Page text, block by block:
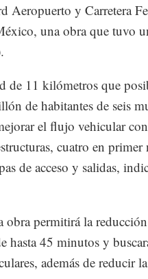
y Carretera
una obra que tuvo
de 11 kilómetros que
de habitantes de seis
el flujo vehicular
cuatro en
de acceso y salidas,
permitirá la
hasta 45 minutos y
además de reducir